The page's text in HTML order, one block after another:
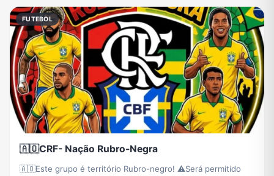
FUTEBOL
🇦🇴CRF- Nação Rubro-Negra
🇦🇴Este grupo é território Rubro-negro! ⚠️Será permitido